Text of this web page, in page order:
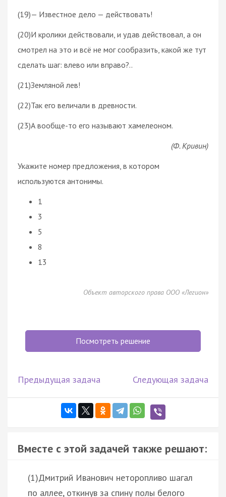
(19)— Известное дело — действовать!
(20)И кролики действовали, и удав действовал, а он
смотрел на это и всё не мог сообразить, какой же тут
сделать шаг: влево или вправо?..
(21)Земляной лев!
(22)Так его величали в древности.
(23)А вообще-то его называют хамелеоном.
(Ф. Кривин)
Укажите номер предложения, в котором
используются антонимы.
1
3
5
8
13
Объект авторского права ООО «Легион»
Посмотреть решение
Предыдущая задача Следующая задача
Вместе с этой задачей также решают:
(1)Дмитрий Иванович неторопливо шагал
по аллее, откинув за спину полы белого